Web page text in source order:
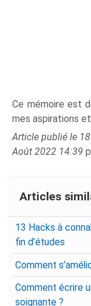
Ce mémoire est
mes aspirations
Article publié le
Août 2022 14:39
Articles
13 Hacks à
fin d’études
Comment
Comment écrire
soignante ?